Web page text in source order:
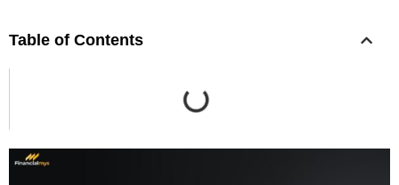
Table of Contents